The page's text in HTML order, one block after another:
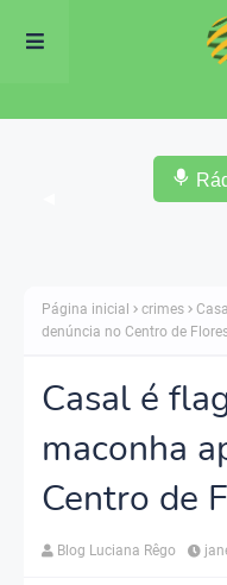
Página inicial crimes
denúncia no Centro de
Casal é
maconha
Centro de
Blog Luciana Rêgo